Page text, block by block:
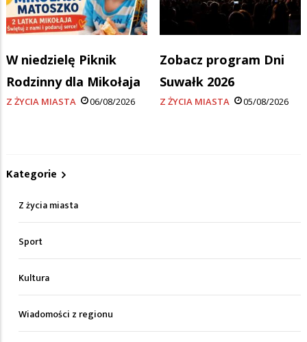
W niedzielę Piknik
Rodzinny dla Mikołaja
Z ŻYCIA MIASTA 06/08/2026
Zobacz program Dni
Suwałk 2026
Z ŻYCIA MIASTA 05/08/2026
Kategorie
Z życia miasta
Sport
Kultura
Wiadomości z regionu